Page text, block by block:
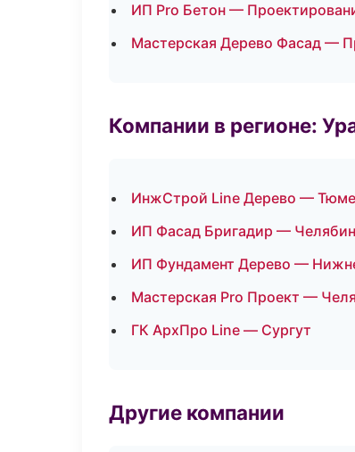
ИП Pro Бетон —
Мастерская Дерево Фасад —
Компании в регионе:
ИнжСтрой Line Дерево —
ИП Фасад Бригадир —
ИП Фундамент Дерево —
Мастерская Pro Проект —
ГК АрхПро Line — Сургут
Другие компании